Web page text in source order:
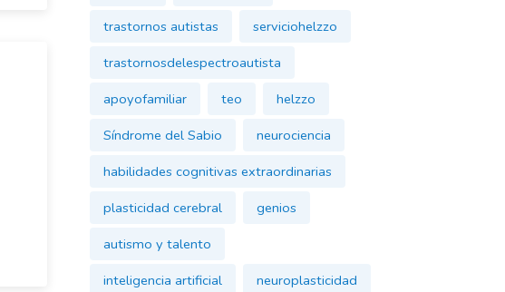
trastornos autistas
serviciohelzzo
trastornosdelespectroautista
apoyofamiliar
teo
helzzo
Síndrome del Sabio
neurociencia
habilidades cognitivas extraordinarias
plasticidad cerebral
genios
autismo y talento
inteligencia artificial
neuroplasticidad